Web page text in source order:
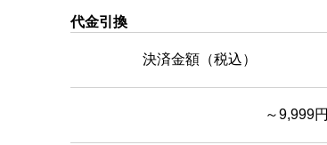
代金引換
決済金額（税込）
～9,999円